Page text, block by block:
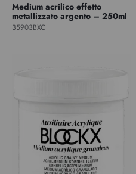
Medium acrilico effetto
metallizzato argento – 250ml
35903BXC